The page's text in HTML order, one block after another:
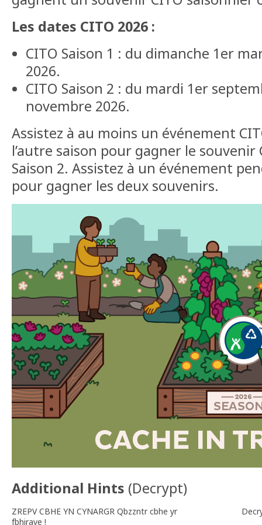
Les dates CITO 2026 :
CITO Saison 1 : du dimanche 1er
2026.
CITO Saison 2 : du mardi 1er
novembre 2026.
Assistez à au moins un événement
l’autre saison pour gagner le souvenir
Saison 2. Assistez à un événement
pour gagner les deux souvenirs.
Additional Hints (Decrypt)
ZREPV CBHE YN CYNARGR Qbzzntr cbhe yr
fbhirave !